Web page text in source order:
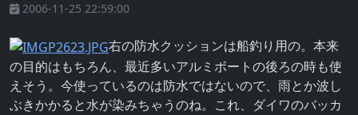
2006-11-25 22:59:00
右の防水クッションは船釣り用の。本来
の目的はもちろん、最近多いアルミボートの後ろの時も使
えそう。今使っているのは防水ではないので、雨とか波し
ぶきかかると水が染みちゃうのね。これ、ダイワのバッカ